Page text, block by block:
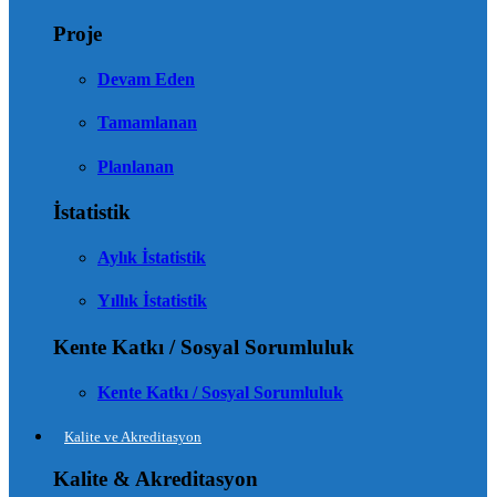
Proje
Devam Eden
Tamamlanan
Planlanan
İstatistik
Aylık İstatistik
Yıllık İstatistik
Kente Katkı / Sosyal Sorumluluk
Kente Katkı / Sosyal Sorumluluk
Kalite ve Akreditasyon
Kalite & Akreditasyon